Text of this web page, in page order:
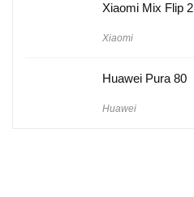
Xiaomi Mix Flip 2
Xiaomi
Huawei Pura 80
Huawei